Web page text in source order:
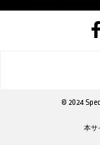
© 2024
本サ